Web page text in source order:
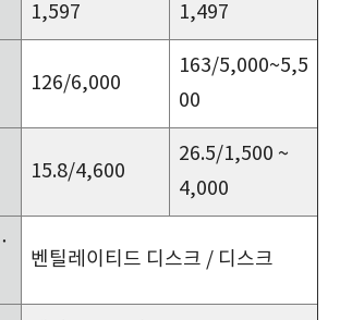
1,597 1,497
126/6,000
163/5,000~5,5
00
15.8/4,600
26.5/1,500 ~
4,000
벤틸레이티드 디스크 / 디스크